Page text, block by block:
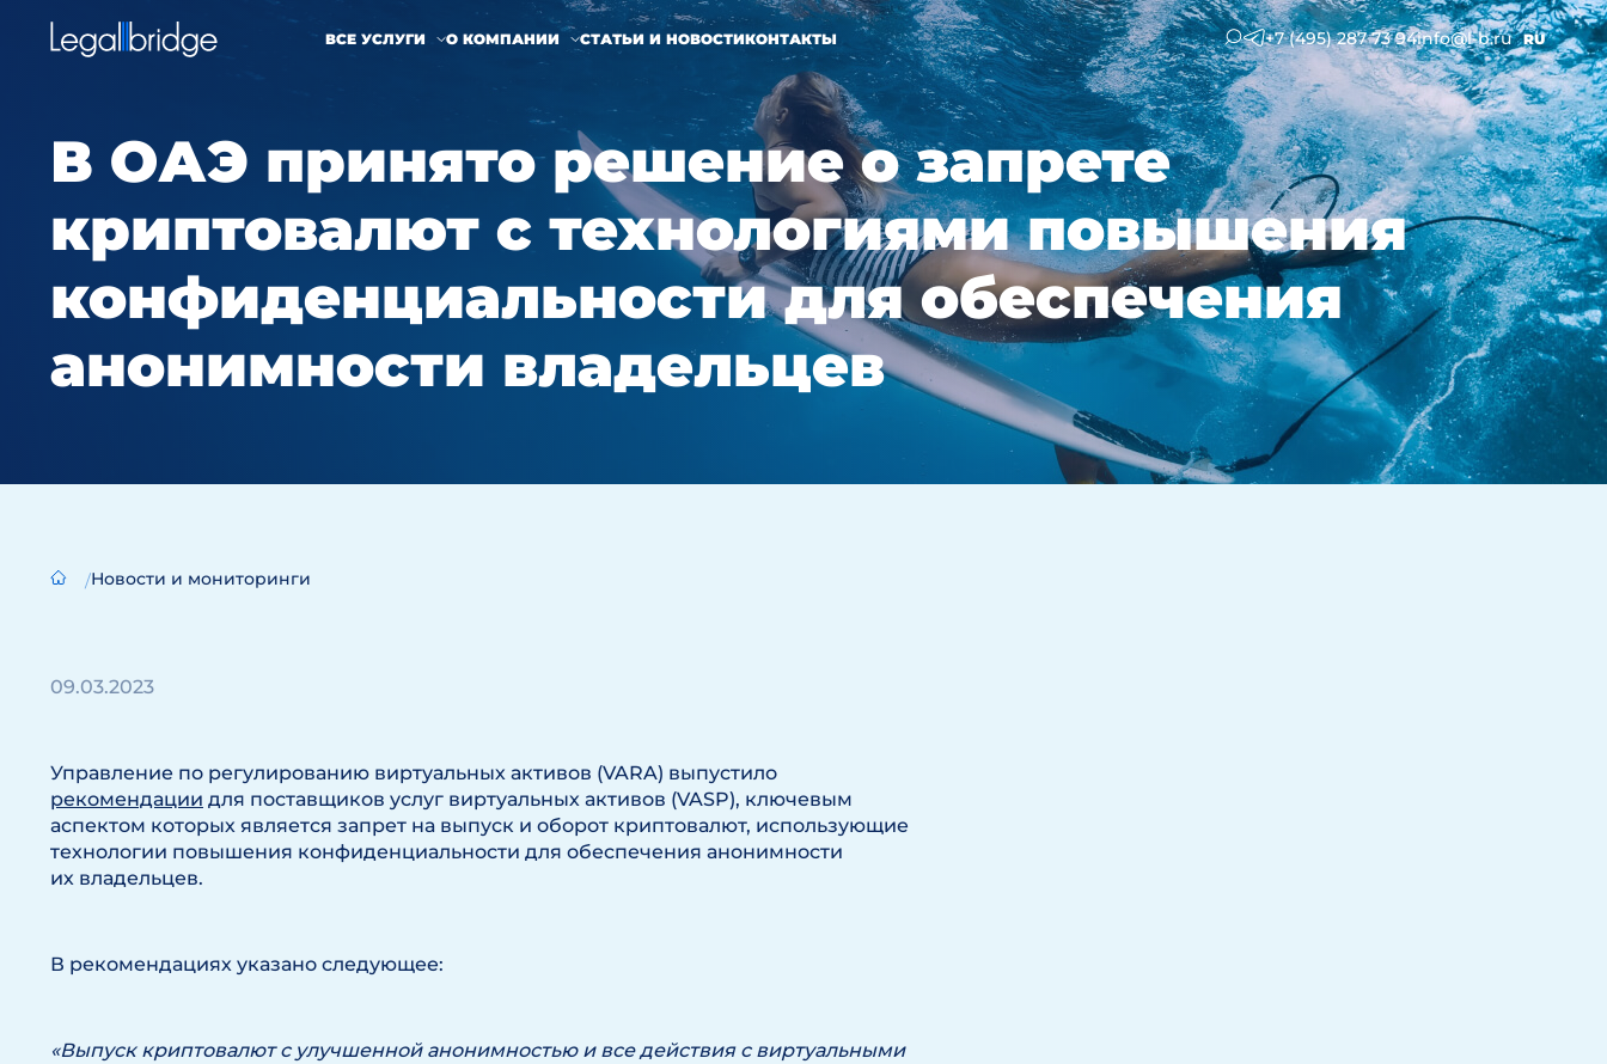
ВСЕ УСЛУГИ О КОМПАНИИ СТАТЬИ И НОВОСТИКОНТАКТЫ +7 (495) 287 73 94info@l-b.ru RU
В ОАЭ принято решение о запрете
криптовалют с технологиями повышения
конфиденциальности для обеспечения
анонимности владельцев
Новости и мониторинги
09.03.2023
Управление по регулированию виртуальных активов (VARA) выпустило
рекомендации для поставщиков услуг виртуальных активов (VASP), ключевым
аспектом которых является запрет на выпуск и оборот криптовалют, использующие
технологии повышения конфиденциальности для обеспечения анонимности
их владельцев.
В рекомендациях указано следующее:
«Выпуск криптовалют с улучшенной анонимностью и все действия с виртуальными